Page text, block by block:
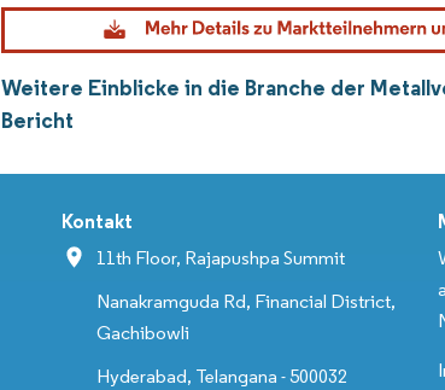
Weitere Einblicke in die Branche der
Bericht
Kontakt
11th Floor, Rajapushpa Summit
Nanakramguda Rd, Financial District,
Gachibowli
Hyderabad, Telangana - 500032